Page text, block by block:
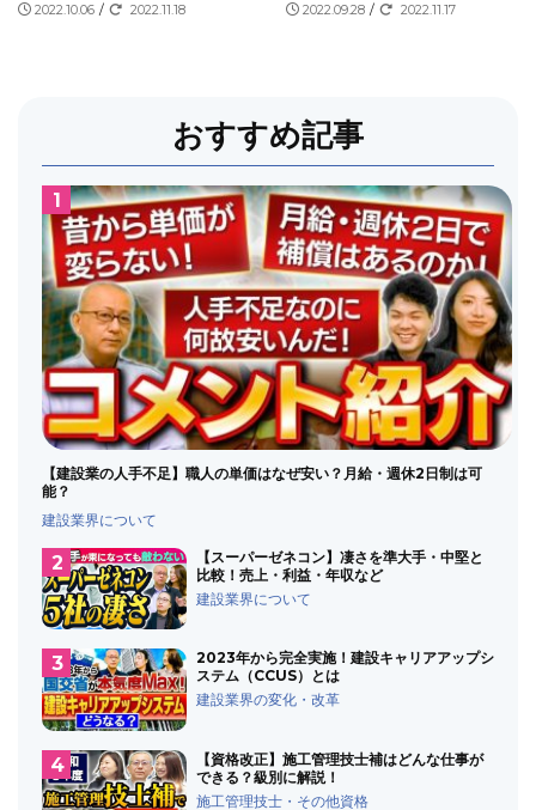
2022.10.06 / 2022.11.18 2022.09.28 / 2022.11.17
おすすめ記事
【建設業の人手不足】職人の単価はなぜ安い？月給・週休2日制は可
能？
建設業界について
【スーパーゼネコン】凄さを準大手・中堅と
比較！売上・利益・年収など
建設業界について
2023年から完全実施！建設キャリアアップシ
ステム（CCUS）とは
建設業界の変化・改革
【資格改正】施工管理技士補はどんな仕事が
できる？級別に解説！
施工管理技士・その他資格